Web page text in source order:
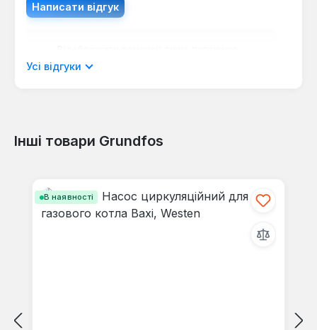
Написати відгук
мовою.
Відгуків не знайдено. Поділіться
Усі відгуки
Інші товари Grundfos
В наявності